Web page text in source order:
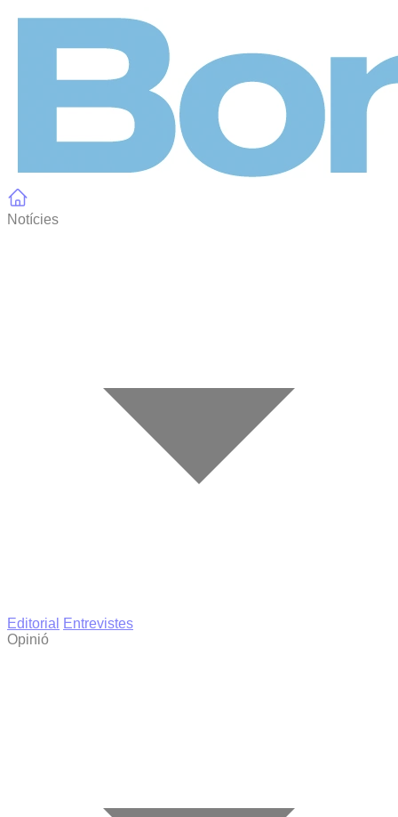
Notícies
Editorial
Entrevistes
Opinió